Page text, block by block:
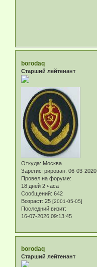
borodaq
Старший лейтенант
Откуда: Москва
Зарегистрирован: 06-03-2020
Провел на форуме:
18 дней 2 часа
Сообщений: 642
Возраст: 25 [2001-05-05]
Последний визит:
16-07-2026 09:13:45
borodaq
Старший лейтенант